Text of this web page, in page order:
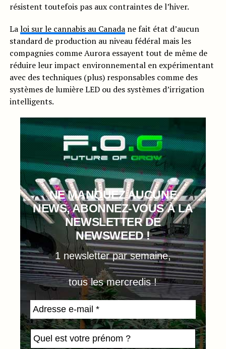
résistent toutefois pas aux contraintes de l’hiver.
Laloi sur le cannabis au Canadane fait état d’aucun
standard de production au niveau fédéral mais les
compagnies comme Aurora essayent tout de même de
réduire leur impact environnemental en expérimentant
avec des techniques (plus) responsables comme des
systèmes de lumière LED ou des systèmes d’irrigation
intelligents.
NE MANQUEZ AUCUNE
NEWS, ABONNEZ-VOUS À LA
NEWSLETTER DE
NEWSWEED !
1 newsletter par semaine,
tous les mercredis !